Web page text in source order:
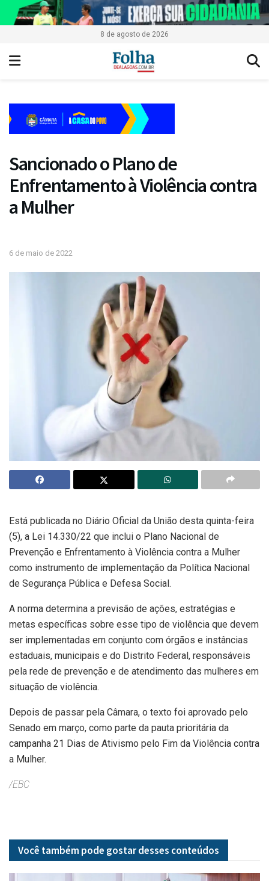
8 de agosto de 2026
Sancionado o Plano de
Enfrentamento à Violência contra
a Mulher
6 de maio de 2022
Está publicada no Diário Oficial da União desta quinta-feira
(5), a Lei 14.330/22 que inclui o Plano Nacional de
Prevenção e Enfrentamento à Violência contra a Mulher
como instrumento de implementação da Política Nacional
de Segurança Pública e Defesa Social.
A norma determina a previsão de ações, estratégias e
metas específicas sobre esse tipo de violência que devem
ser implementadas em conjunto com órgãos e instâncias
estaduais, municipais e do Distrito Federal, responsáveis
pela rede de prevenção e de atendimento das mulheres em
situação de violência.
Depois de passar pela Câmara, o texto foi aprovado pelo
Senado em março, como parte da pauta prioritária da
campanha 21 Dias de Ativismo pelo Fim da Violência contra
a Mulher.
/EBC
Você também pode gostar desses conteúdos